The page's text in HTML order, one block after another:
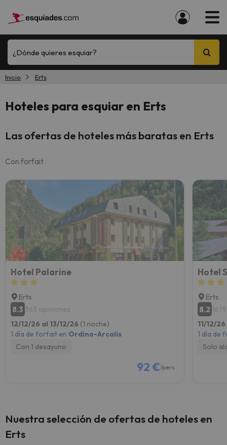
¿Dónde quieres esquiar?
Inicio Erts
Hoteles para esquiar en Erts
Las ofertas de hoteles más baratas en Erts
Con forfait
Hotel Palarine
Erts
8.3 363 opiniones
12/12/26 al 13/12/26 (1 noche)
1 día de forfait en Ordino-Arcalís
Con 1 desayuno
92 €/pers.
Hotel
Erts
8.2
11/12/
1 día de
Solo
Nuestra selección de ofertas de hoteles en
Erts